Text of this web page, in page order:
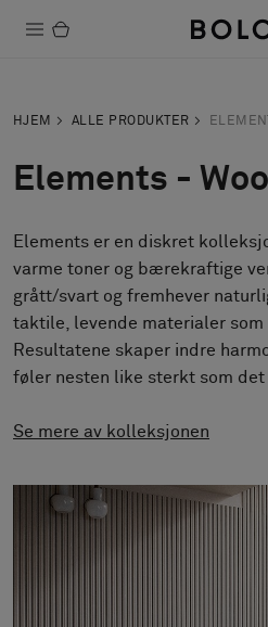
Bærekraft
Installation
Vedlikehold
Samarbeid med designere
Om oss
Kontakt
HJEM ALLE PRODUKTER
Elements -
Elements er en diskret
varme toner og bærekraftige
grått/svart og fremhever
taktile, levende materialer som
Resultatene skaper indre
føler nesten like sterkt som det
Se mere av kolleksjonen